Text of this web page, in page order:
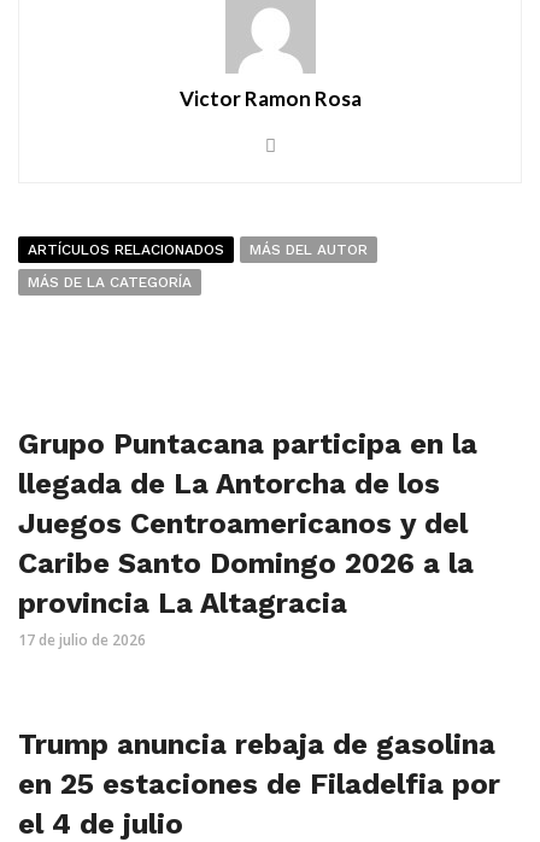
Victor Ramon Rosa
ARTÍCULOS RELACIONADOS
MÁS DEL AUTOR
MÁS DE LA CATEGORÍA
Grupo Puntacana participa en la
llegada de La Antorcha de los
Juegos Centroamericanos y del
Caribe Santo Domingo 2026 a la
provincia La Altagracia
17 de julio de 2026
Trump anuncia rebaja de gasolina
en 25 estaciones de Filadelfia por
el 4 de julio